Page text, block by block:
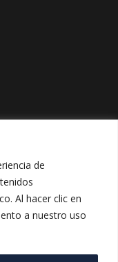
de
Al hacer clic en
a nuestro uso